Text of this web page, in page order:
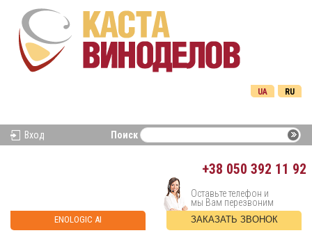
RU
UA
Вход Поиск
+38 050 392 11 92
ENOLOGIC AI
Оставьте телефон и
мы Вам перезвоним
ЗАКАЗАТЬ ЗВОНОК